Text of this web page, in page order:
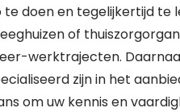
doen en tegelijkertijd te
of
werktrajecten.
zijn in het
om uw kennis en